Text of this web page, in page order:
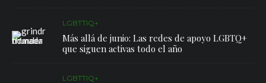
LGBTTIQ+
Más allá de junio: Las redes de apoyo LGBTQ+
que siguen activas todo el año
LGBTTIQ+